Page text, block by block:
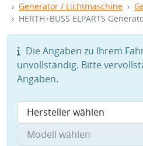
Generator / Lichtmaschine
HERTH+BUSS ELPARTS
Die Angaben zu Ihrem
unvollständig. Bitte
Angaben.